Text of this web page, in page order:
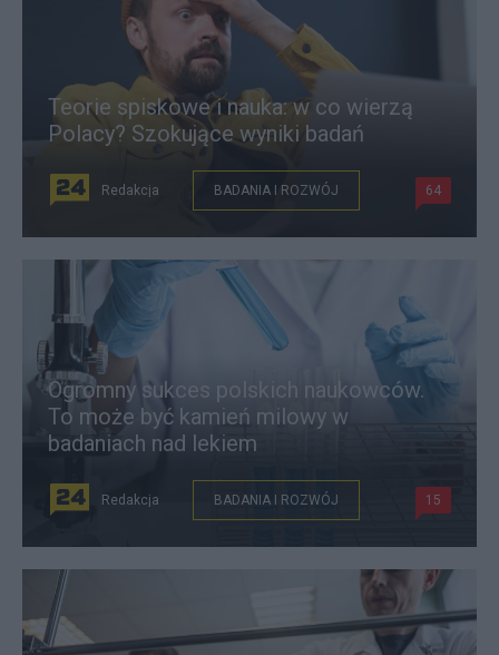
Teorie spiskowe i nauka: w co wierzą
Polacy? Szokujące wyniki badań
Redakcja BADANIA I ROZWÓJ 64
Ogromny sukces polskich naukowców.
To może być kamień milowy w
badaniach nad lekiem
Redakcja BADANIA I ROZWÓJ 15